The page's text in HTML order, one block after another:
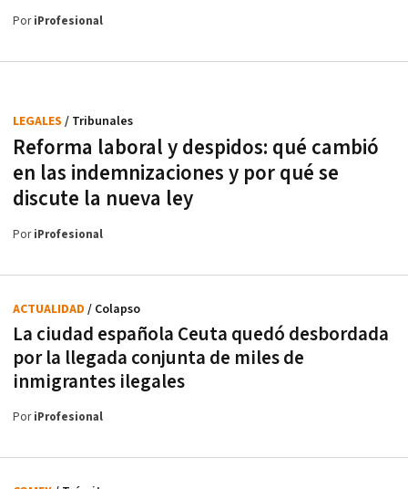
PoriProfesional
Reforma laboral y despidos: qué cambió
en las indemnizaciones y por qué se
discute la nueva ley
LEGALES / Tribunales
PoriProfesional
La ciudad española Ceuta quedó desbordada
por la llegada conjunta de miles de
inmigrantes ilegales
ACTUALIDAD / Colapso
PoriProfesional